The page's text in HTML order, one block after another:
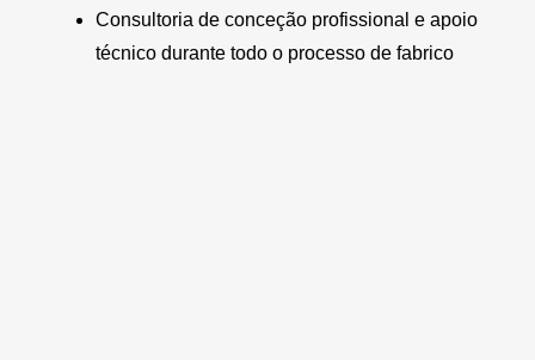
Consultoria de conceção profissional e apoio
técnico durante todo o processo de fabrico